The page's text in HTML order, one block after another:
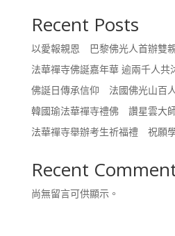
Recent Posts
以愛報親恩 巴黎佛光人首辦雙
法華禪寺佛誕嘉年華 逾兩千人共
佛誕日傳承信仰 法國佛光山百
韓國瑜法華禪寺禮佛 讚星雲大
法華禪寺舉辦考生祈福禮 祝願
Recent
尚無留言可供顯示。